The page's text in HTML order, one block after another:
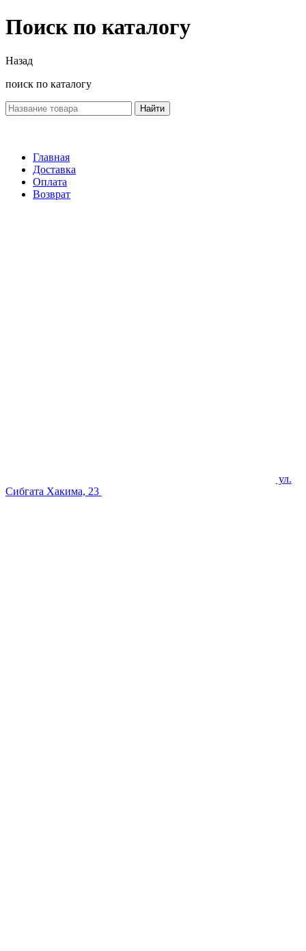
Поиск по каталогу
Назад
поиск по каталогу
Найти
Главная
Доставка
Оплата
Возврат
ул.
Сибгата Хакима, 23